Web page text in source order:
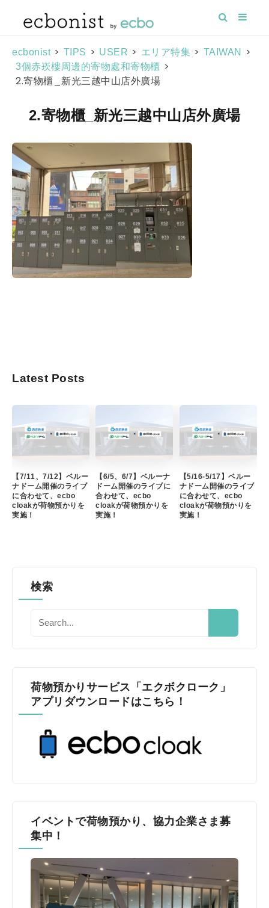
ecbonist > TIPS > USER > エリア特集 > TAIWAN >
3個赤崁樓周邊的寄物處和寄物櫃 >
2.寄物櫃_新光三越中山店外廣場
2.寄物櫃_新光三越中山店外廣場
Latest Posts
【7/11、7/12】ベルー
ナドーム開催のライブ
に合わせて、ecbo
cloakが荷物預かりを
実施！
【6/5、6/7】ベルーナ
ドーム開催のライブに
合わせて、ecbo
cloakが荷物預かりを
実施！
【5/16-5/17】ベルー
ナドーム開催のライブ
に合わせて、ecbo
cloakが荷物預かりを
実施！
検索
荷物預かりサービス「エクボクローク」
アプリダウンロードはこちら！
イベントで荷物預かり、協力企業さま募
集中！